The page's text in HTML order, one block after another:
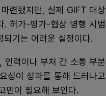
련됐지만, 실제 GIFT 대상
. 허가-평가-협상 병행 시범
기는 어려운 실정이다.
인력이나 부처 간 소통 부분
성이 성과를 통해 드러나고
민이 필요해 보인다.